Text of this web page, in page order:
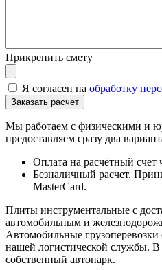
Прикрепить смету
Я согласен на обработку
Мы работаем с физическими и
предоставляем сразу два
Оплата на расчётный счет
Безналичный расчет.
MasterCard.
Плиты инструментальные с
автомобильным и
Автомобильные
нашей логистической службы.
собственный автопарк.